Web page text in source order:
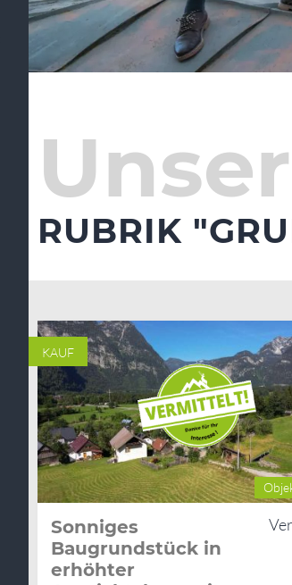
RUBRIK
KAUF
Sonniges
Baugrundstück in
erhöhter